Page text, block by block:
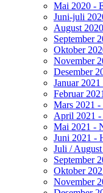
Mai 2020 -
Juni-juli
August
September
Oktober
November
Desember
Januar
Februar
Mars 2021 -
April 2021 -
Mai 2021 -
Juni 2021 -
Juli /
September
Oktober
November